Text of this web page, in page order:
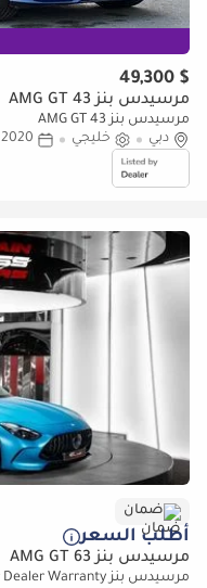
$ 49,300
مرسيدس بنز AMG GT 43
مرسيدس بنز AMG GT 43
دبي
خليجي 2020
ضمان
أطلب السعر
مرسيدس بنز AMG GT 63
مرسيدس بنز AMG GT 63 - 2024 - Euro Specs - Under Dealer Warranty